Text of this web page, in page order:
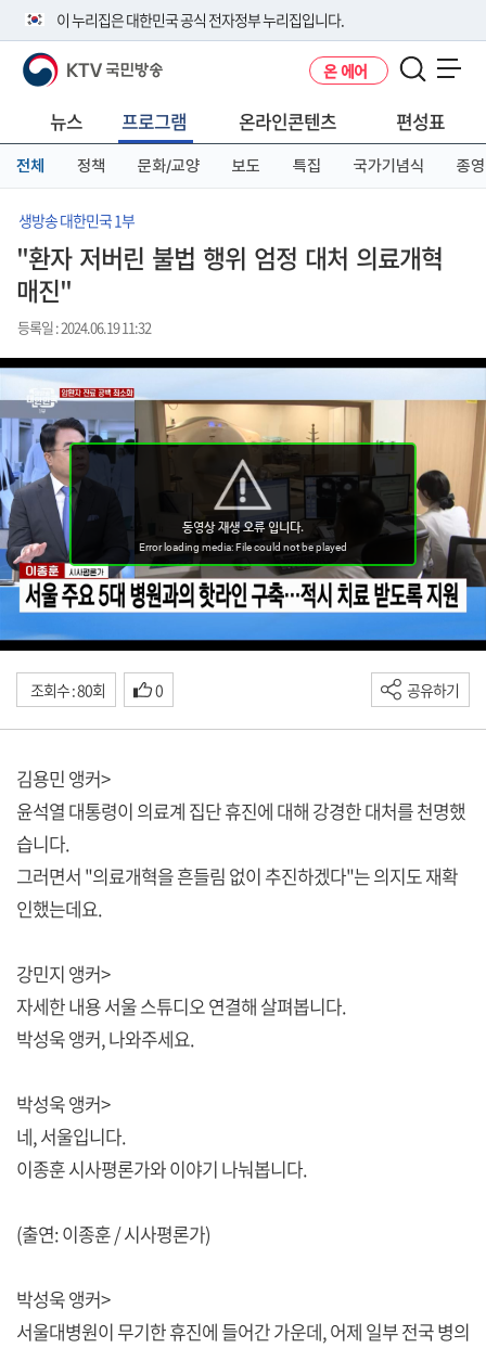
이 누리집은 대한민국 공식 전자정부 누리집입니다.
공식 누리집 주소 확인하기
니다.
이밖에 or.kr 또는 .kr등 다른 도메인 주소를 사용하고 있다면 아래 URL에
서 도메인 주소를 확인해 보세요
KTV 국민방송 온 에어
뉴스 프로그램 온라인콘텐츠 편성표
전체 정책 문화/교양 보도 특집 국가기념식 종영
생방송 대한민국 1부
"환자 저버린 불법 행위 엄정 대처 의료개혁
매진"
등록일 : 2024.06.19 11:32
조회수 : 80회 0 공유하기
김용민 앵커>
윤석열 대통령이 의료계 집단 휴진에 대해 강경한 대처를 천명했
습니다.
그러면서 "의료개혁을 흔들림 없이 추진하겠다"는 의지도 재확
인했는데요.
강민지 앵커>
자세한 내용 서울 스튜디오 연결해 살펴봅니다.
박성욱 앵커, 나와주세요.
박성욱 앵커>
네, 서울입니다.
이종훈 시사평론가와 이야기 나눠봅니다.
(출연: 이종훈 / 시사평론가)
박성욱 앵커>
서울대병원이 무기한 휴진에 들어간 가운데, 어제 일부 전국 병의